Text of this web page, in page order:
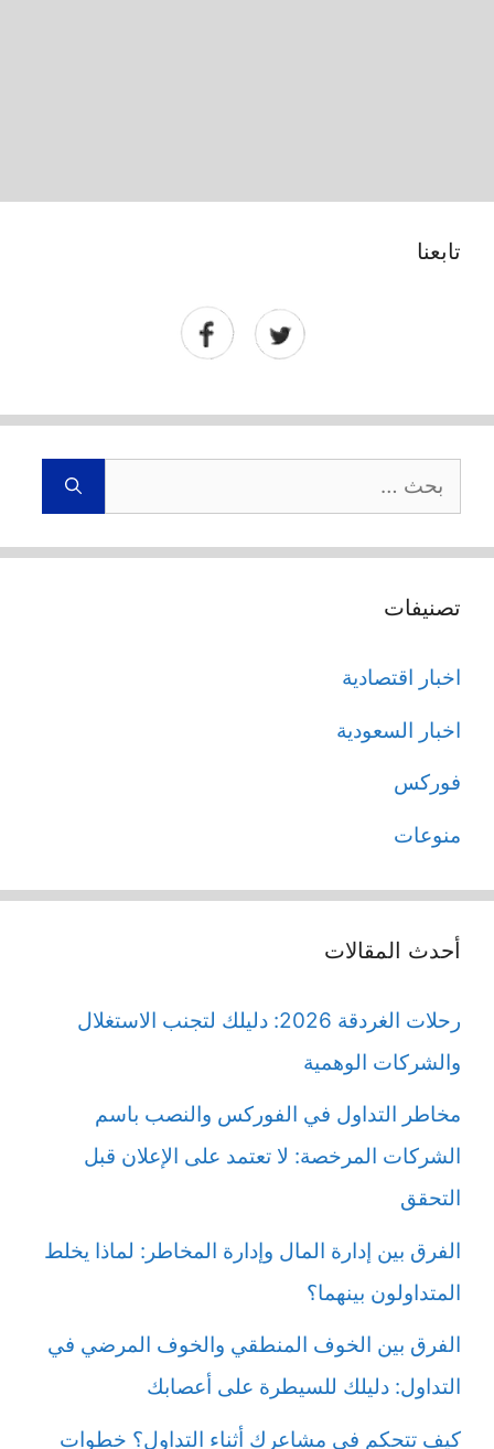
تابعنا
البحث
عن:
تصنيفات
اخبار اقتصادية
اخبار السعودية
فوركس
منوعات
أحدث المقالات
رحلات الغردقة 2026: دليلك لتجنب الاستغلال
والشركات الوهمية
مخاطر التداول في الفوركس والنصب باسم
الشركات المرخصة: لا تعتمد على الإعلان قبل
التحقق
الفرق بين إدارة المال وإدارة المخاطر: لماذا يخلط
المتداولون بينهما؟
الفرق بين الخوف المنطقي والخوف المرضي في
التداول: دليلك للسيطرة على أعصابك
كيف تتحكم في مشاعرك أثناء التداول؟ خطوات